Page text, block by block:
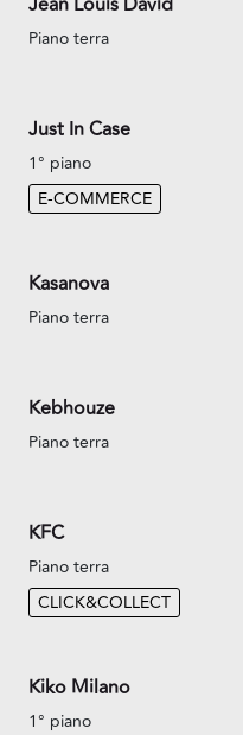
Piano terra
Just In Case
1° piano
E-COMMERCE
Kasanova
Piano terra
Kebhouze
Piano terra
KFC
Piano terra
CLICK&COLLECT
Kiko Milano
1° piano